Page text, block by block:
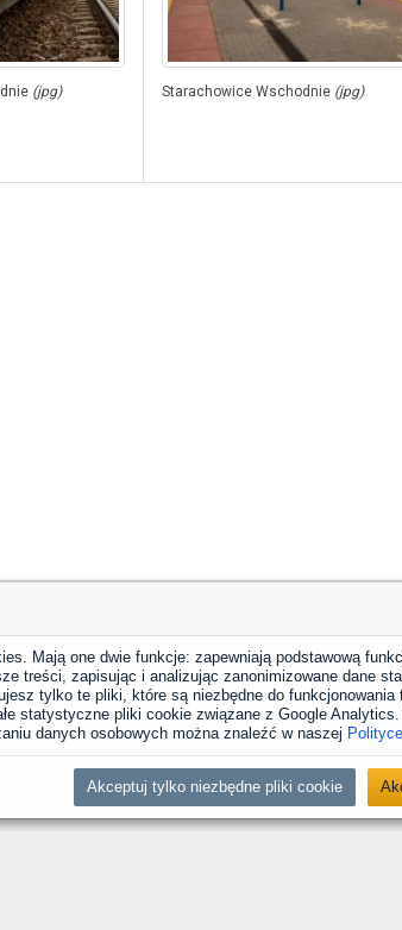
(jpg) Starachowice Wschodnie (jpg)
Mają one dwie funkcje: zapewniają podstawową
treści, zapisując i analizując zanonimizowane dane
tylko te pliki, które są niezbędne do
statystyczne pliki cookie związane z Google
danych osobowych można znaleźć w naszej
Akceptuj tylko niezbędne pliki cookie